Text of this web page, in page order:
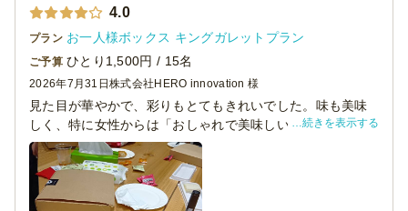
4.0
プラン お一人様ボックス キングガレットプラン
ご予算 ひとり1,500円 / 15名
2026年7月31日 株式会社HERO innovation 様
見た目が華やかで、彩りもとてもきれいでした。味も美味
しく、特に女性からは「おしゃれで美味しい」と大好評で
した。イベントでも写真を撮る方が多く、見た目のインパ
クトも十分あったと思います。一方で、男性には少しボリ
ュームが物足りなく感じる方もいたようです。全体として
は満足度が高く、女性が多いイベントには特におすすめで
続きを表示する